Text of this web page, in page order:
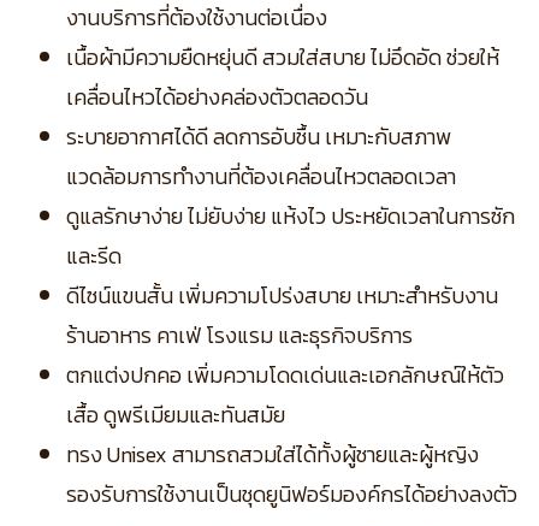
งานบริการที่ต้องใช้งานต่อเนื่อง
เนื้อผ้ามีความยืดหยุ่นดี สวมใส่สบาย ไม่อึดอัด ช่วยให้
เคลื่อนไหวได้อย่างคล่องตัวตลอดวัน
ระบายอากาศได้ดี ลดการอับชื้น เหมาะกับสภาพ
แวดล้อมการทำงานที่ต้องเคลื่อนไหวตลอดเวลา
ดูแลรักษาง่าย ไม่ยับง่าย แห้งไว ประหยัดเวลาในการซัก
และรีด
ดีไซน์แขนสั้น เพิ่มความโปร่งสบาย เหมาะสำหรับงาน
ร้านอาหาร คาเฟ่ โรงแรม และธุรกิจบริการ
ตกแต่งปกคอ เพิ่มความโดดเด่นและเอกลักษณ์ให้ตัว
เสื้อ ดูพรีเมียมและทันสมัย
ทรง Unisex สามารถสวมใส่ได้ทั้งผู้ชายและผู้หญิง
รองรับการใช้งานเป็นชุดยูนิฟอร์มองค์กรได้อย่างลงตัว